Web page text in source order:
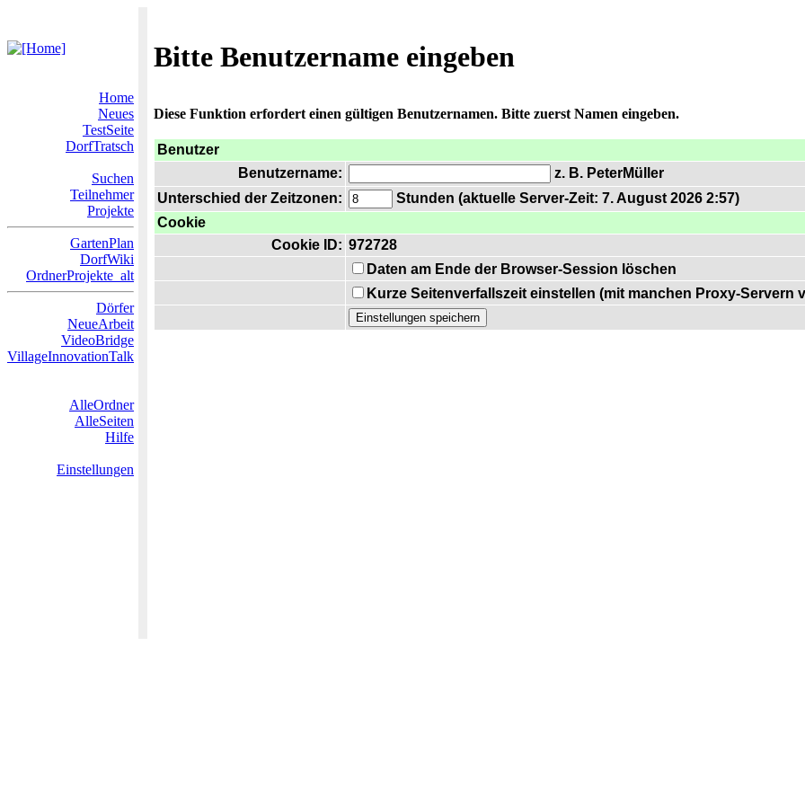
Bitte Benutzername eingeben
Home
Neues
TestSeite
DorfTratsch
Suchen
Teilnehmer
Projekte
GartenPlan
DorfWiki
OrdnerProjekte_alt
Dörfer
NeueArbeit
VideoBridge
VillageInnovationTalk
AlleOrdner
AlleSeiten
Hilfe
Einstellungen
Diese Funktion erfordert einen gültigen Benutzernamen. Bitte zuerst Namen eingeben.
Benutzer
Benutzername:
z. B. PeterMüller
Unterschied der Zeitzonen:
Stunden (aktuelle Server-Zeit: 7. August 2026 2:57)
Cookie
Cookie ID: 972728
Daten am Ende der Browser-Session löschen
Kurze Seitenverfallszeit einstellen (mit manchen Proxy-Servern